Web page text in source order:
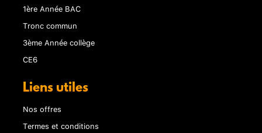
1ère Année BAC
Tronc commun
3ème Année collège
CE6
Liens utiles
Nos offres
Termes et conditions